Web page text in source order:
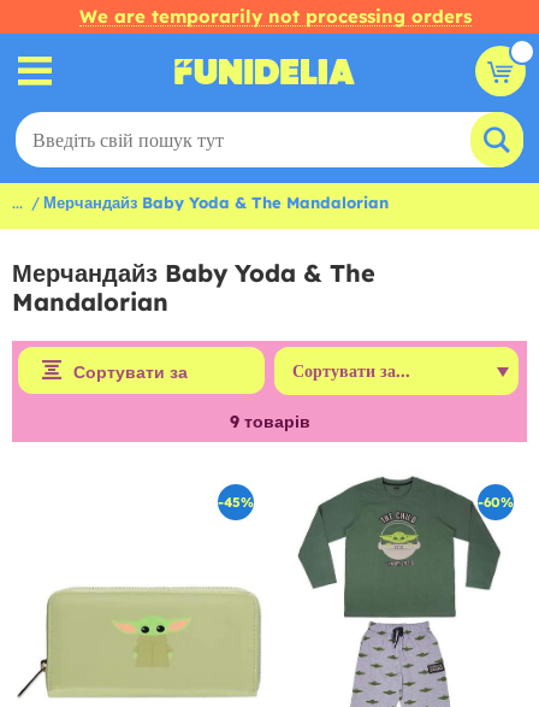
We are temporarily not processing orders
... Мерчандайз Baby Yoda & The Mandalorian
Мерчандайз Baby Yoda & The
Mandalorian
Сортувати за
9товарів
-45% -60%